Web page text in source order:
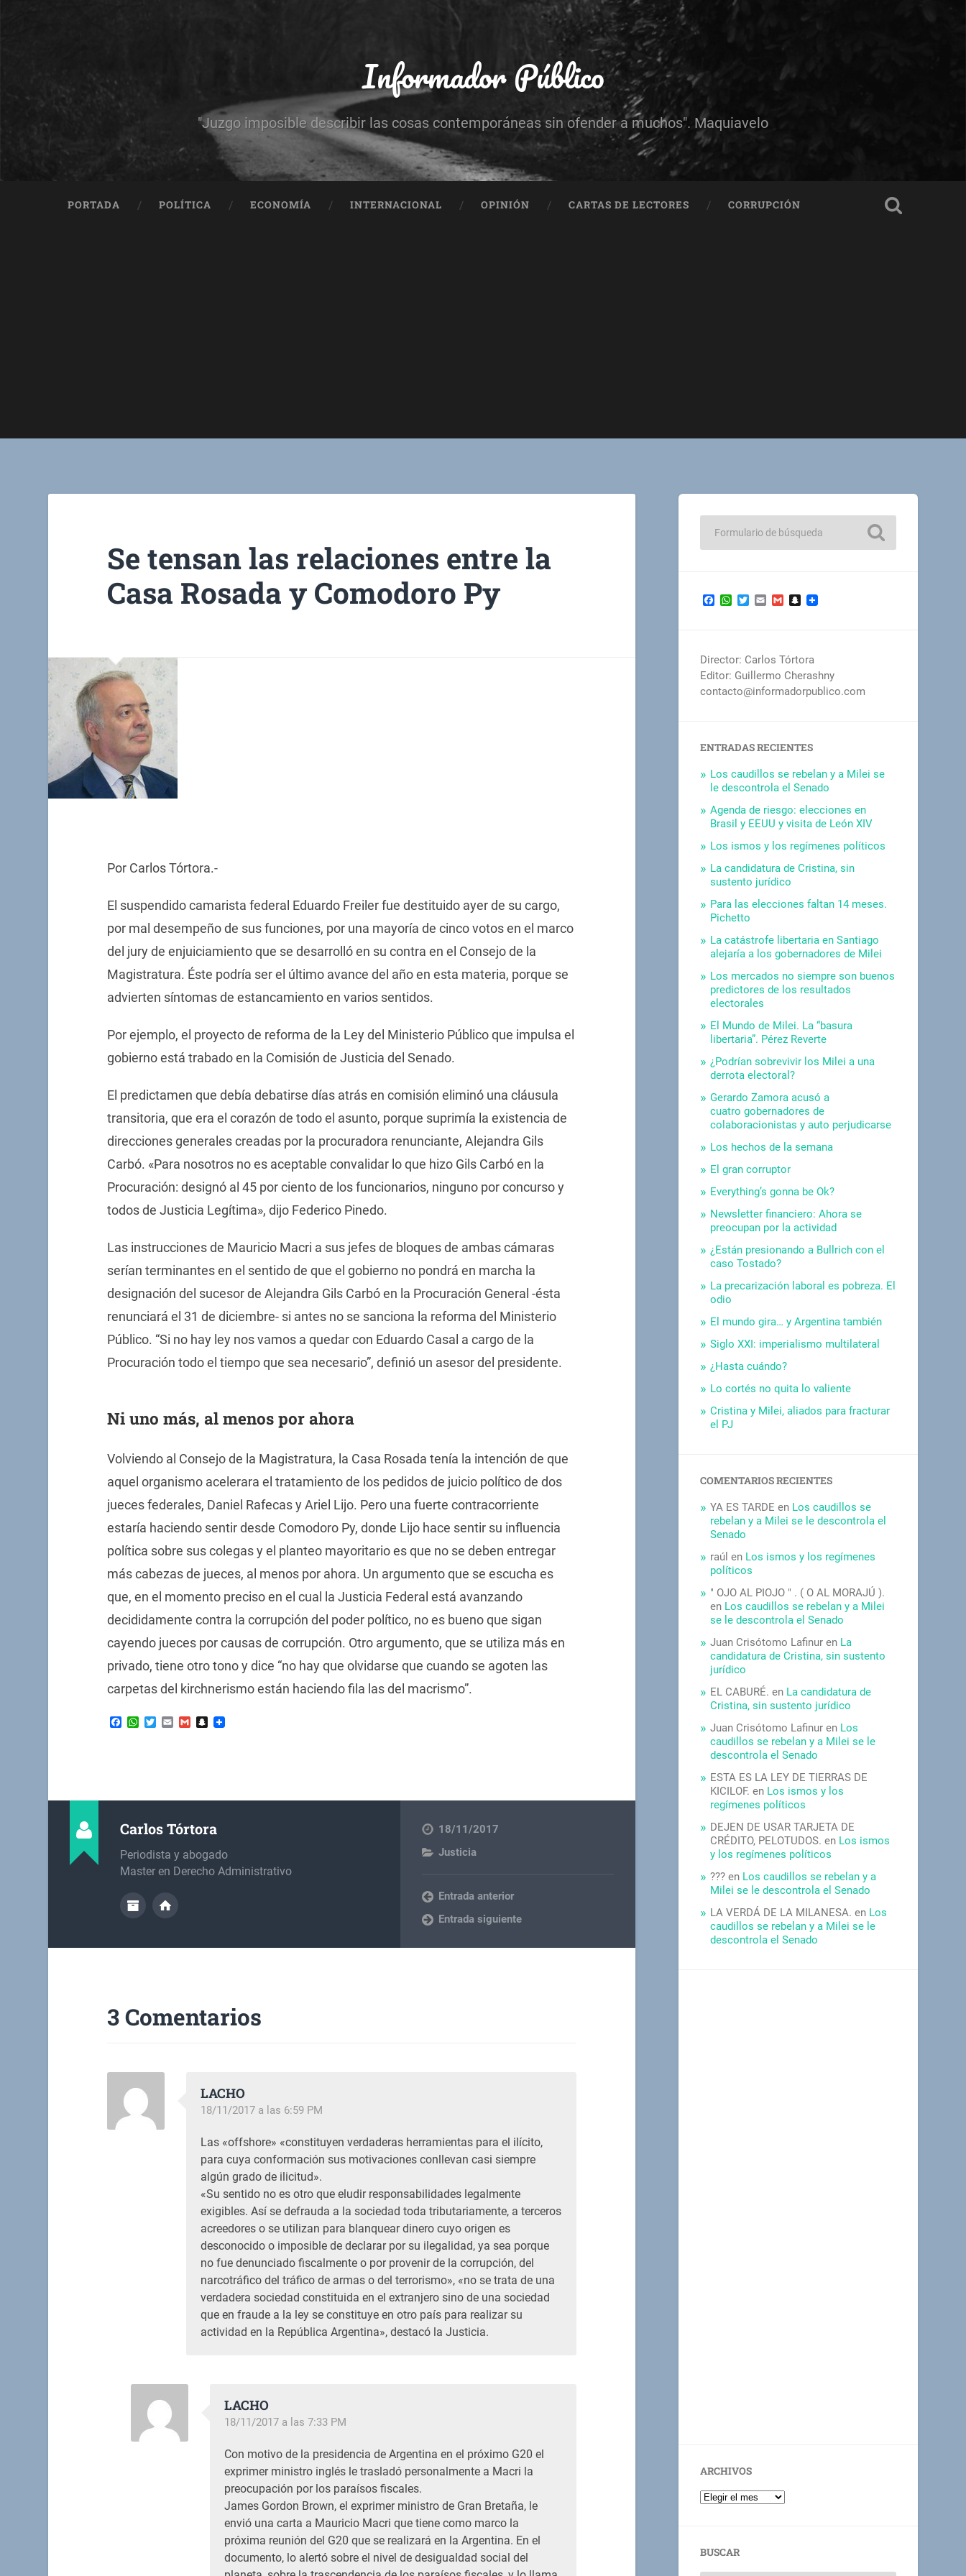
Informador Público
"Juzgo imposible describir las cosas contemporáneas sin ofender a muchos". Maquiavelo
PORTADA POLÍTICA ECONOMÍA INTERNACIONAL OPINIÓN CARTAS DE LECTORES CORRUPCIÓN
Se tensan las relaciones entre la
Casa Rosada y Comodoro Py
Por Carlos Tórtora.-
El suspendido camarista federal Eduardo Freiler fue destituido ayer de su cargo,
por mal desempeño de sus funciones, por una mayoría de cinco votos en el marco
del jury de enjuiciamiento que se desarrolló en su contra en el Consejo de la
Magistratura. Éste podría ser el último avance del año en esta materia, porque se
advierten síntomas de estancamiento en varios sentidos.
Por ejemplo, el proyecto de reforma de la Ley del Ministerio Público que impulsa el
gobierno está trabado en la Comisión de Justicia del Senado.
El predictamen que debía debatirse días atrás en comisión eliminó una cláusula
transitoria, que era el corazón de todo el asunto, porque suprimía la existencia de
direcciones generales creadas por la procuradora renunciante, Alejandra Gils
Carbó. «Para nosotros no es aceptable convalidar lo que hizo Gils Carbó en la
Procuración: designó al 45 por ciento de los funcionarios, ninguno por concurso y
todos de Justicia Legítima», dijo Federico Pinedo.
Las instrucciones de Mauricio Macri a sus jefes de bloques de ambas cámaras
serían terminantes en el sentido de que el gobierno no pondrá en marcha la
designación del sucesor de Alejandra Gils Carbó en la Procuración General -ésta
renunciará el 31 de diciembre- si antes no se sanciona la reforma del Ministerio
Público. “Si no hay ley nos vamos a quedar con Eduardo Casal a cargo de la
Procuración todo el tiempo que sea necesario”, definió un asesor del presidente.
Ni uno más, al menos por ahora
Volviendo al Consejo de la Magistratura, la Casa Rosada tenía la intención de que
aquel organismo acelerara el tratamiento de los pedidos de juicio político de dos
jueces federales, Daniel Rafecas y Ariel Lijo. Pero una fuerte contracorriente
estaría haciendo sentir desde Comodoro Py, donde Lijo hace sentir su influencia
política sobre sus colegas y el planteo mayoritario es que no se deben entregar
más cabezas de jueces, al menos por ahora. Un argumento que se escucha es
que, en el momento preciso en el cual la Justicia Federal está avanzando
decididamente contra la corrupción del poder político, no es bueno que sigan
cayendo jueces por causas de corrupción. Otro argumento, que se utiliza más en
privado, tiene otro tono y dice “no hay que olvidarse que cuando se agoten las
carpetas del kirchnerismo están haciendo fila las del macrismo”.
Facebook
WhatsApp
TwitterEmailGmailSnapchat
Carlos Tórtora
Periodista y abogado
Master en Derecho Administrativo
18/11/2017
Justicia
Entrada anterior
Entrada siguiente
3 Comentarios
LACHO
18/11/2017 a las 6:59 PM
Las «offshore» «constituyen verdaderas herramientas para el ilícito,
para cuya conformación sus motivaciones conllevan casi siempre
algún grado de ilicitud».
«Su sentido no es otro que eludir responsabilidades legalmente
exigibles. Así se defrauda a la sociedad toda tributariamente, a terceros
acreedores o se utilizan para blanquear dinero cuyo origen es
desconocido o imposible de declarar por su ilegalidad, ya sea porque
no fue denunciado fiscalmente o por provenir de la corrupción, del
narcotráfico del tráfico de armas o del terrorismo», «no se trata de una
verdadera sociedad constituida en el extranjero sino de una sociedad
que en fraude a la ley se constituye en otro país para realizar su
actividad en la República Argentina», destacó la Justicia.
LACHO
18/11/2017 a las 7:33 PM
Con motivo de la presidencia de Argentina en el próximo G20 el
exprimer ministro inglés le trasladó personalmente a Macri la
preocupación por los paraísos fiscales.
James Gordon Brown, el exprimer ministro de Gran Bretaña, le
envió una carta a Mauricio Macri que tiene como marco la
próxima reunión del G20 que se realizará en la Argentina. En el
documento, lo alertó sobre el nivel de desigualdad social del
Facebook
WhatsApp
TwitterEmailGmailSnapchat
Director: Carlos Tórtora
Editor: Guillermo Cherashny
contacto@informadorpublico.com
ENTRADAS RECIENTES
Los caudillos se rebelan y a Milei se
le descontrola el Senado
Agenda de riesgo: elecciones en
Brasil y EEUU y visita de León XIV
Los ismos y los regímenes políticos
La candidatura de Cristina, sin
sustento jurídico
Para las elecciones faltan 14 meses.
Pichetto
La catástrofe libertaria en Santiago
alejaría a los gobernadores de Milei
Los mercados no siempre son buenos
predictores de los resultados
electorales
El Mundo de Milei. La “basura
libertaria”. Pérez Reverte
¿Podrían sobrevivir los Milei a una
derrota electoral?
Gerardo Zamora acusó a
cuatro gobernadores de
colaboracionistas y auto perjudicarse
Los hechos de la semana
El gran corruptor
Everything’s gonna be Ok?
Newsletter financiero: Ahora se
preocupan por la actividad
¿Están presionando a Bullrich con el
caso Tostado?
La precarización laboral es pobreza. El
odio
El mundo gira… y Argentina también
Siglo XXI: imperialismo multilateral
¿Hasta cuándo?
Lo cortés no quita lo valiente
Cristina y Milei, aliados para fracturar
el PJ
COMENTARIOS RECIENTES
YA ES TARDE en Los caudillos se
rebelan y a Milei se le descontrola el
Senado
raúl en Los ismos y los regímenes
políticos
" OJO AL PIOJO " . ( O AL MORAJÚ ).
en Los caudillos se rebelan y a Milei
se le descontrola el Senado
Juan Crisótomo Lafinur en La
candidatura de Cristina, sin sustento
jurídico
EL CABURÉ. en La candidatura de
Cristina, sin sustento jurídico
Juan Crisótomo Lafinur en Los
caudillos se rebelan y a Milei se le
descontrola el Senado
ESTA ES LA LEY DE TIERRAS DE
KICILOF. en Los ismos y los
regímenes políticos
DEJEN DE USAR TARJETA DE
CRÉDITO, PELOTUDOS. en Los ismos
y los regímenes políticos
??? en Los caudillos se rebelan y a
Milei se le descontrola el Senado
LA VERDÁ DE LA MILANESA. en Los
caudillos se rebelan y a Milei se le
descontrola el Senado
ARCHIVOS
BUSCAR